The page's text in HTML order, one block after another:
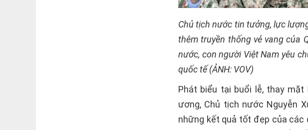
Chủ tịch nước tin tưởng, lực
thêm truyền thống vẻ vang của
nước, con người Việt Nam yêu
quốc tế (ẢNH: VOV)
Phát biểu tại buổi lễ, thay mặt
ương, Chủ tịch nước Nguyễn
những kết quả tốt đẹp của các